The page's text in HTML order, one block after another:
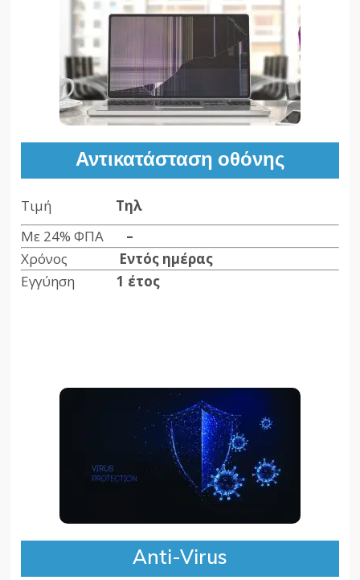
Αντικατάσταση οθόνης
Τιμή Τηλ
Με 24% ΦΠΑ –
Χρόνος Εντός ημέρας
Εγγύηση1 έτος
Anti-Virus